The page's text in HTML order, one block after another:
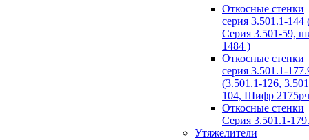
Откосные стенки
серия 3.501.1-144
Серия 3.501-59,
1484 )
Откосные стенки
серия 3.501.1-
(3.501.1-126,
104, Шифр
Откосные стенки
Серия 3.501.1-
Утяжелители